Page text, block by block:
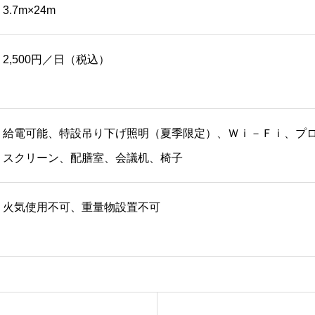
3.7m×24m
2,500円／日（税込）
給電可能、特設吊り下げ照明（夏季限定）、Ｗｉ－Ｆｉ、プ
スクリーン、配膳室、会議机、椅子
火気使用不可、重量物設置不可